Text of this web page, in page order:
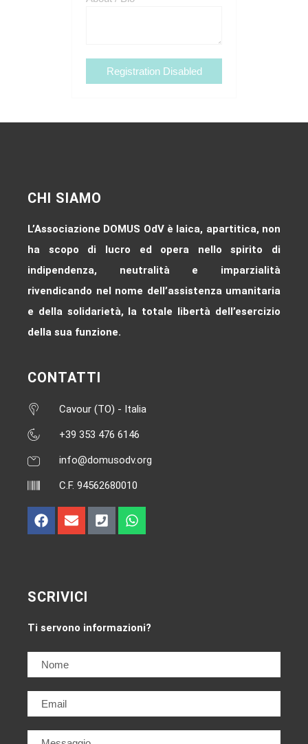
CHI SIAMO
L’Associazione DOMUS OdV è laica, apartitica, non
ha scopo di lucro ed opera nello spirito di
indipendenza, neutralità e imparzialità
rivendicando nel nome dell’assistenza umanitaria
e della solidarietà, la totale libertà dell’esercizio
della sua funzione.
CONTATTI
Cavour (TO) - Italia
+39 353 476 6146‬
info@domusodv.org
C.F. 94562680010
SCRIVICI
Ti servono informazioni?